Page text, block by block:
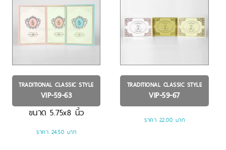
TRADITIONAL CLASSIC STYLE
VIP-59-63
ขนาด5.75x8 นิ้ว
ราคา 24.50 บาท
TRADITIONAL CLASSIC STYLE
VIP-59-67
ราคา 22.00 บาท